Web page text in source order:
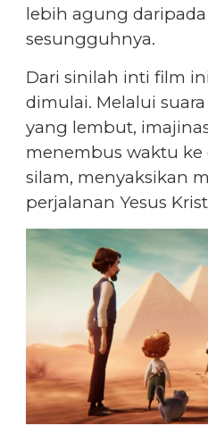
lebih agung
sesungguhnya.
Dari sinilah inti film
dimulai. Melalui
yang lembut,
menembus waktu
silam, menyaksikan
perjalanan Yesus